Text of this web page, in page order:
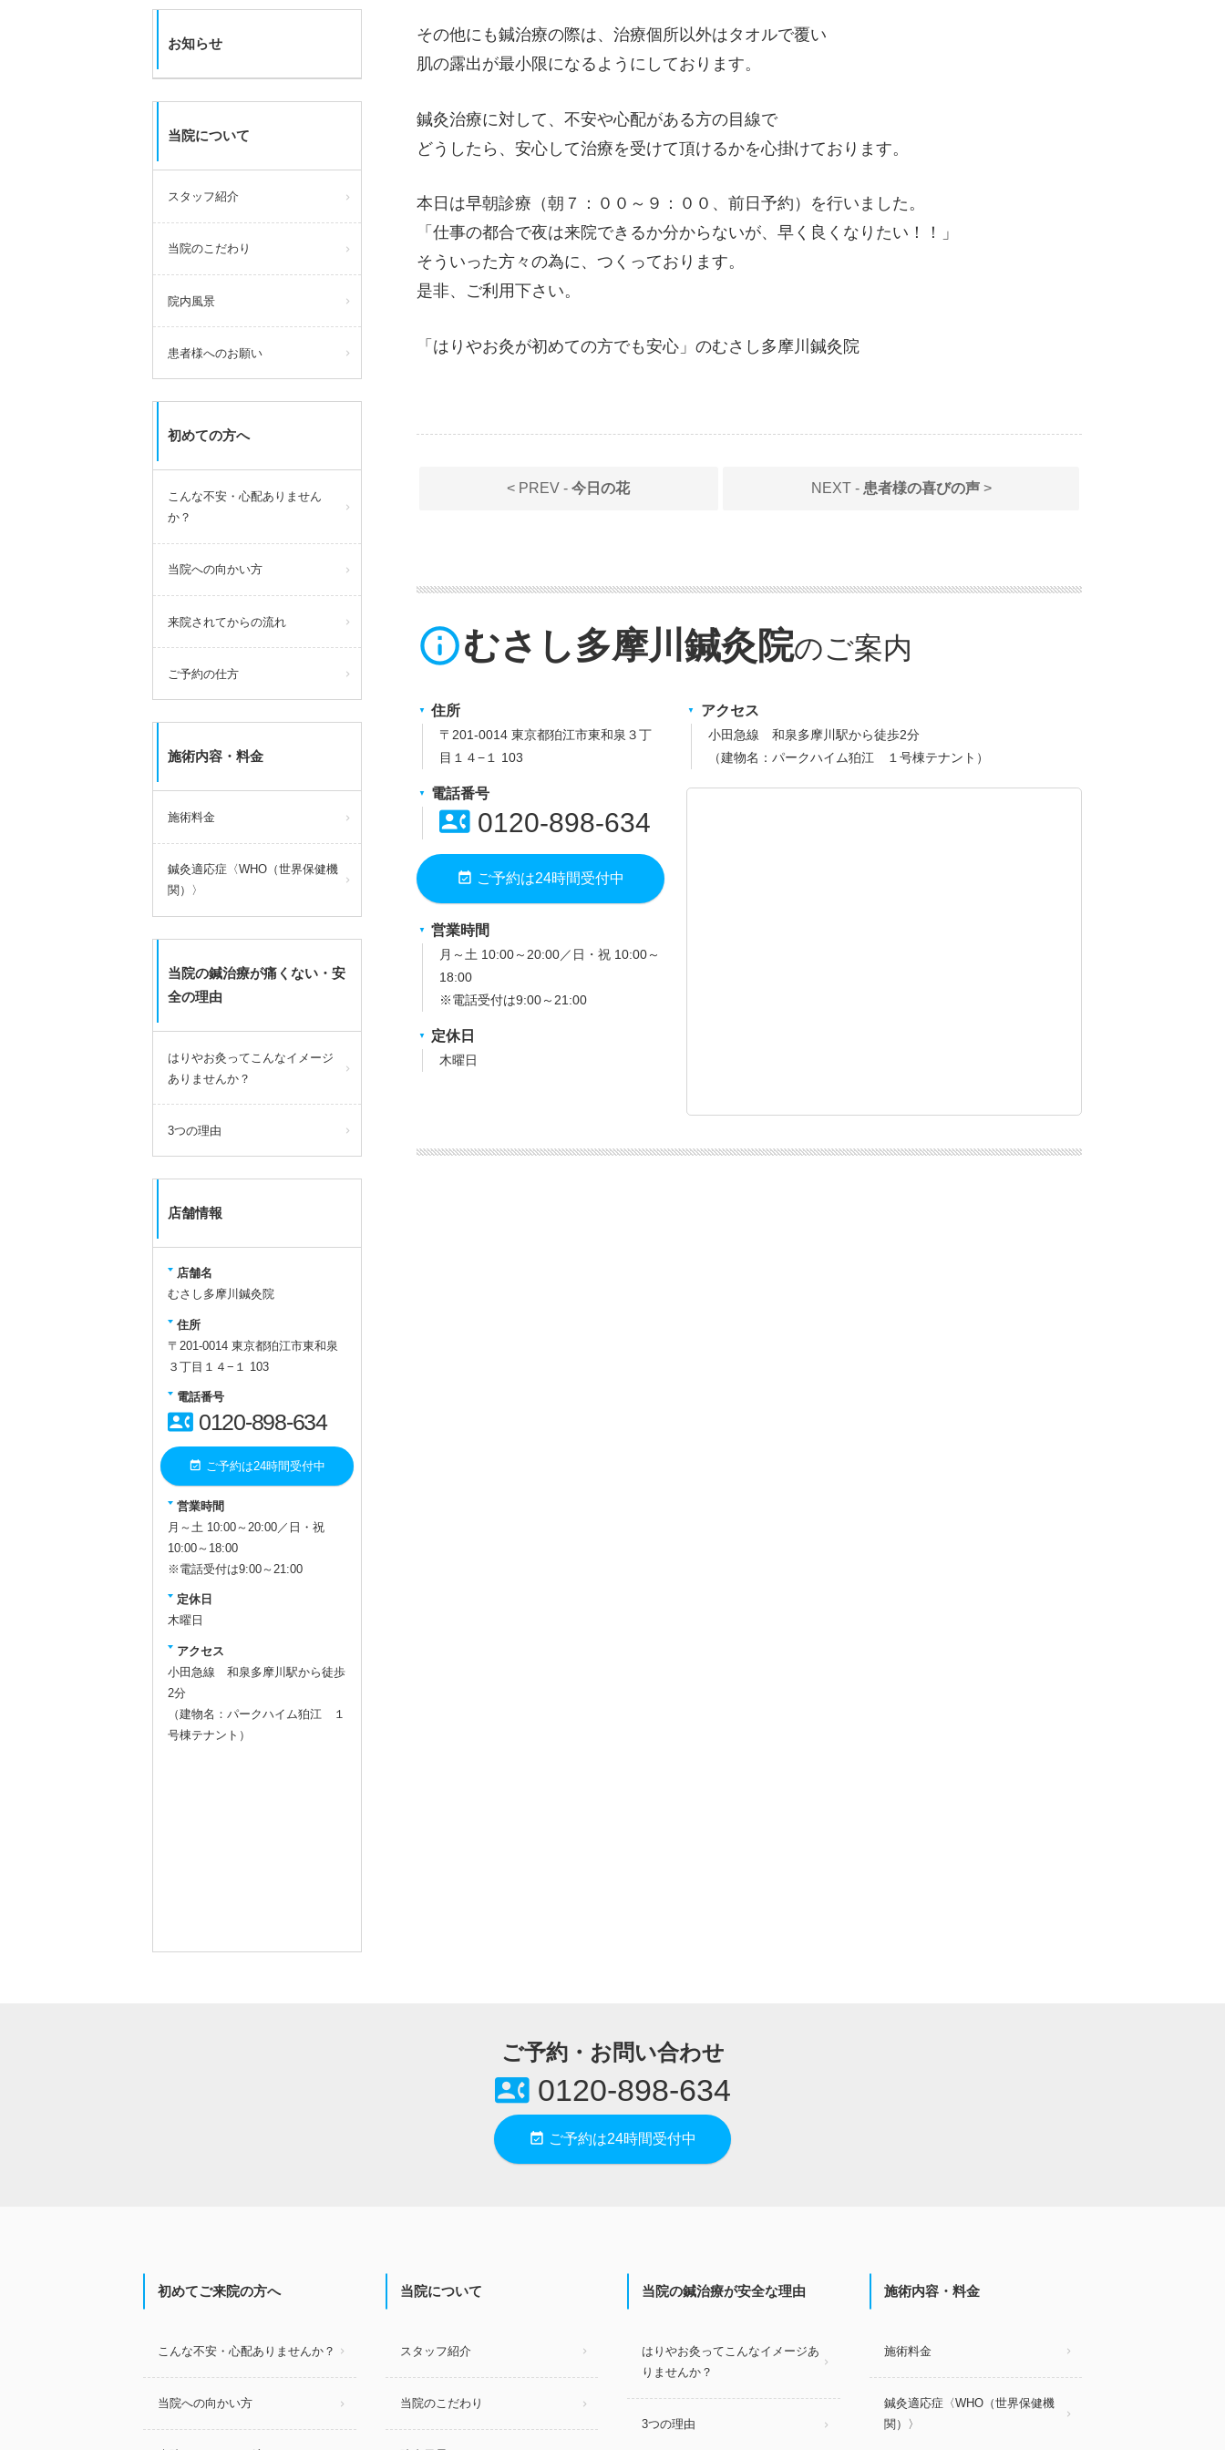
その他にも鍼治療の際は、治療個所以外はタオルで覆い
肌の露出が最小限になるようにしております。
鍼灸治療に対して、不安や心配がある方の目線で
どうしたら、安心して治療を受けて頂けるかを心掛けております。
本日は早朝診療（朝７：００～９：００、前日予約）を行いました。
「仕事の都合で夜は来院できるか分からないが、早く良くなりたい！！」
そういった方々の為に、つくっております。
是非、ご利用下さい。
「はりやお灸が初めての方でも安心」のむさし多摩川鍼灸院
< PREV -今日の花 NEXT - 患者様の喜びの声>
info_outlineむさし多摩川鍼灸院
住所
〒201-0014 東京都狛江市東和泉３丁
目１４−１ 103
電話番号
contact_phone0120-898-634
event_available ご予約は24時間受付中
営業時間
月～土 10:00～20:00／日・祝 10:00～
18:00
※電話受付は9:00～21:00
定休日
木曜日
アクセス
小田急線 和泉多摩川駅から徒歩2分
（建物名：パークハイム狛江 １号棟テナント）
お知らせ
当院について
スタッフ紹介
当院のこだわり
院内風景
患者様へのお願い
初めての方へ
こんな不安・心配ありません
か？
当院への向かい方
来院されてからの流れ
ご予約の仕方
施術内容・料金
施術料金
鍼灸適応症〈WHO（世界保健機
関）〉
当院の鍼治療が痛くない・安
全の理由
はりやお灸ってこんなイメージ
ありませんか？
3つの理由
店舗情報
店舗名
むさし多摩川鍼灸院
住所
〒201-0014 東京都狛江市東和泉
３丁目１４−１ 103
電話番号
contact_phone 0120-898-634
event_available ご予約は24時間受付中
営業時間
月～土 10:00～20:00／日・祝
10:00～18:00
※電話受付は9:00～21:00
定休日
木曜日
アクセス
小田急線 和泉多摩川駅から徒歩
2分
（建物名：パークハイム狛江 １
号棟テナント）
ご予約・お問い合わせ
contact_phone0120-898-634
event_available ご予約は24時間受付中
初めてご来院の方へ
こんな不安・心配ありませんか？
当院への向かい方
当院について
スタッフ紹介
当院のこだわり
当院の鍼治療が安全な理由
はりやお灸ってこんなイメージあ
りませんか？
3つの理由
施術内容・料金
施術料金
鍼灸適応症〈WHO（世界保健機
関）〉